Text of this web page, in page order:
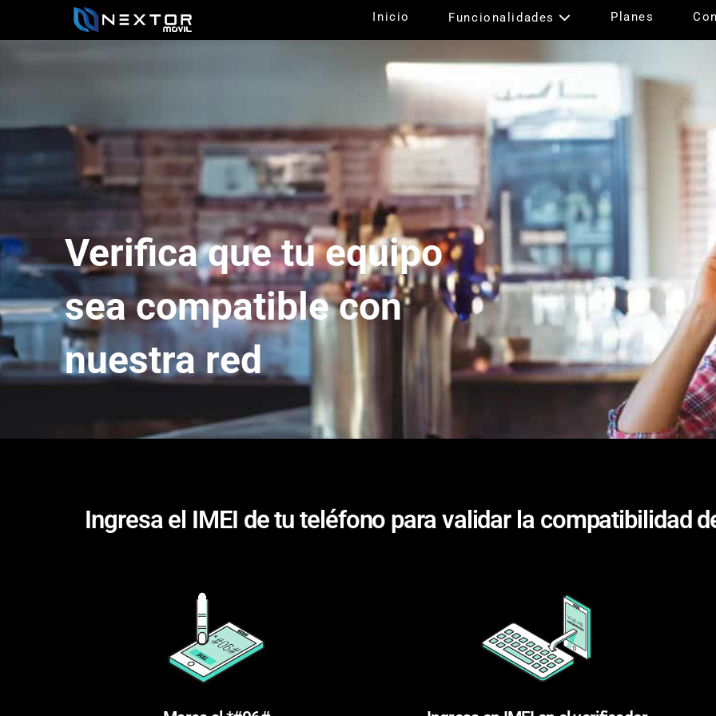
Inicio Funcionalidades Planes
Verifica que tu equipo
sea compatible con
nuestra red
Ingresa el IMEI de tu teléfono para validar la compatibilidad